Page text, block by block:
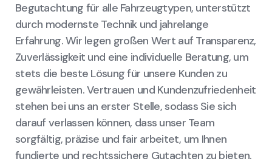
Begutachtung für alle Fahrzeugtypen, unterstützt
durch modernste Technik und jahrelange
Erfahrung. Wir legen großen Wert auf Transparenz,
Zuverlässigkeit und eine individuelle Beratung, um
stets die beste Lösung für unsere Kunden zu
gewährleisten. Vertrauen und Kundenzufriedenheit
stehen bei uns an erster Stelle, sodass Sie sich
darauf verlassen können, dass unser Team
sorgfältig, präzise und fair arbeitet, um Ihnen
fundierte und rechtssichere Gutachten zu bieten.